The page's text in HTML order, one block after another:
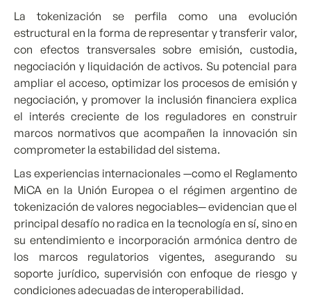
La tokenización se perfila como una evolución
estructural en la forma de representar y transferir valor,
con efectos transversales sobre emisión, custodia,
negociación y liquidación de activos. Su potencial para
ampliar el acceso, optimizar los procesos de emisión y
negociación, y promover la inclusión financiera explica
el interés creciente de los reguladores en construir
marcos normativos que acompañen la innovación sin
comprometer la estabilidad del sistema.
Las experiencias internacionales —como el Reglamento
MiCA en la Unión Europea o el régimen argentino de
tokenización de valores negociables— evidencian que el
principal desafío no radica en la tecnología en sí, sino en
su entendimiento e incorporación armónica dentro de
los marcos regulatorios vigentes, asegurando su
soporte jurídico, supervisión con enfoque de riesgo y
condiciones adecuadas de interoperabilidad.